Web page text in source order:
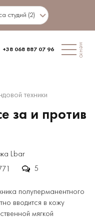
студий (2)
+38 068 887 07 96 меню
техники
за и против
Lbar
5
полуперманентного
вводится в кожу
мягкой